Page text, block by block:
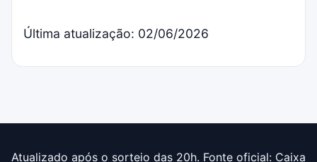
Última atualização: 02/06/2026
Atualizado após o sorteio das 20h. Fonte oficial: Caixa